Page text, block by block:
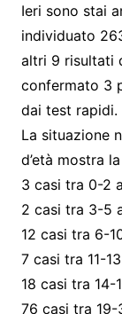
Ieri sono stai
individuato
altri 9 risultati
confermato 3
dai test rapidi.
La situazione
d’età mostra
3 casi tra 0-2
2 casi tra 3-5
12 casi tra 6-
7 casi tra 11-
18 casi tra 14-
76 casi tra 19-